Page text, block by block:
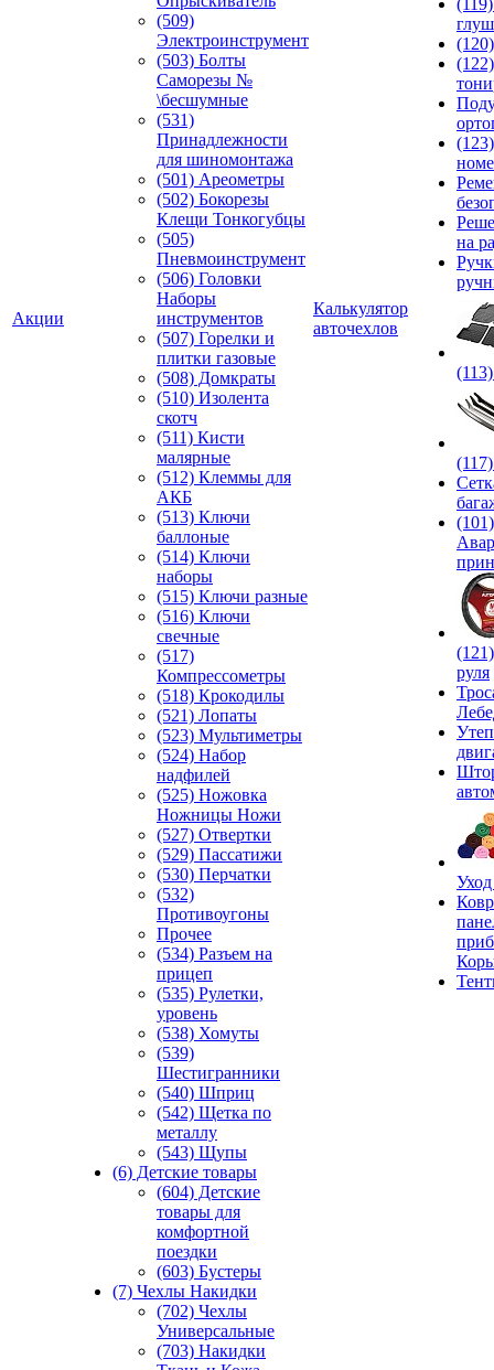
Акции
(509)
Электроинструмент
(503) Болты
Саморезы №
\бесшумные
(531)
Принадлежности
для шиномонтажа
(501) Ареометры
(502) Бокорезы
Клещи Тонкогубцы
(505)
Пневмоинструмент
(506) Головки
Наборы
инструментов
(507) Горелки и
плитки газовые
(508) Домкраты
(510) Изолента
скотч
(511) Кисти
малярные
(512) Клеммы для
АКБ
(513) Ключи
баллоные
(514) Ключи
наборы
(515) Ключи разные
(516) Ключи
свечные
(517)
Компрессометры
(518) Крокодилы
(521) Лопаты
(523) Мультиметры
(524) Набор
надфилей
(525) Ножовка
Ножницы Ножи
(527) Отвертки
(529) Пассатижи
(530) Перчатки
(532)
Противоугоны
Прочее
(534) Разъем на
прицеп
(535) Рулетки,
уровень
(538) Хомуты
(539)
Шестигранники
(540) Шприц
(542) Щетка по
металлу
(543) Щупы
(6) Детские товары
(604) Детские
товары для
комфортной
поездки
(603) Бустеры
(7) Чехлы Накидки
(702) Чехлы
Универсальные
(703) Накидки
Калькулятор
авточехлов
на
(101)
руля
Уход